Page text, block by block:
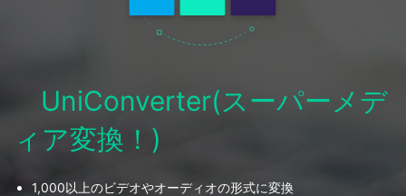
UniConverter(スーパーメデ
ィア変換！)
1,000以上のビデオやオーディオの形式に変換